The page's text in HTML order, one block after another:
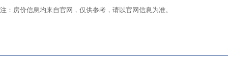
注：房价信息均来自官网，仅供参考，请以官网信息为准。